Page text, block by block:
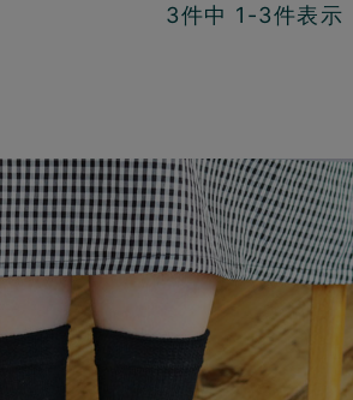
3件中 1 -3件表示